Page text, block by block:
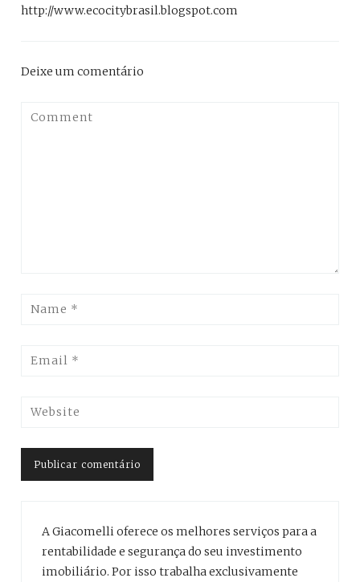
http://www.ecocitybrasil.blogspot.com
Deixe um comentário
A Giacomelli oferece os melhores serviços para a
rentabilidade e segurança do seu investimento
imobiliário. Por isso trabalha exclusivamente